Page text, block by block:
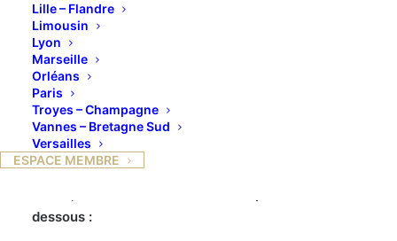
Lille – Flandre
Limousin
Lyon
Marseille
Orléans
Paris
Troyes – Champagne
Vannes – Bretagne Sud
Versailles
ESPACE MEMBRE
Ce contenu est protégé par un mot de passe. Pour
dessous :